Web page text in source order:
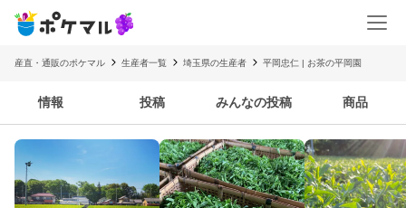
産直・通販のポケマル 生産者一覧 埼玉県の生産者 平岡忠仁 | お茶の平岡園
情報 投稿 みんなの投稿 商品